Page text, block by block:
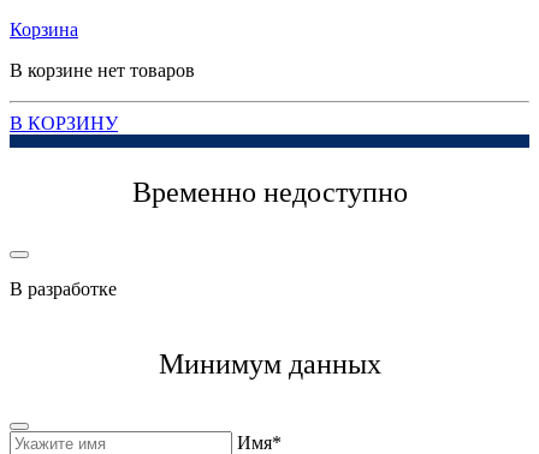
Корзина
В корзине нет товаров
В КОРЗИНУ
Временно недоступно
В разработке
Минимум данных
Имя*